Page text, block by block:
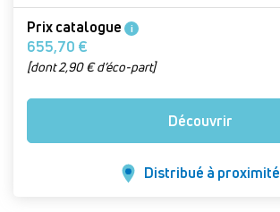
Prix catalogue i
655,70 €
[dont 2,90 € d’éco-part]
Découvrir
Distribué à proximité